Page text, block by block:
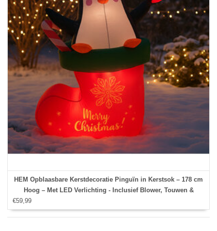
HEM Opblaasbare Kerstdecoratie Pinguïn in Kerstsok – 178 cm
Hoog – Met LED Verlichting - Inclusief Blower, Touwen &
Opbergzak – Waterdicht Polyester – Voor Binnen & Buiten
€59,99